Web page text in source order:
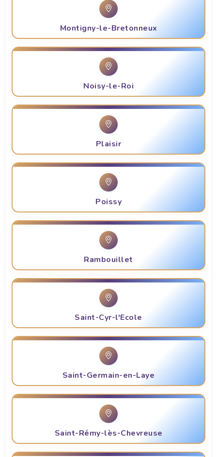
Montigny-le-Bretonneux
Noisy-le-Roi
Plaisir
Poissy
Rambouillet
Saint-Cyr-l'Ecole
Saint-Germain-en-Laye
Saint-Rémy-lès-Chevreuse